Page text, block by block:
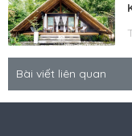
Bài viết liên quan